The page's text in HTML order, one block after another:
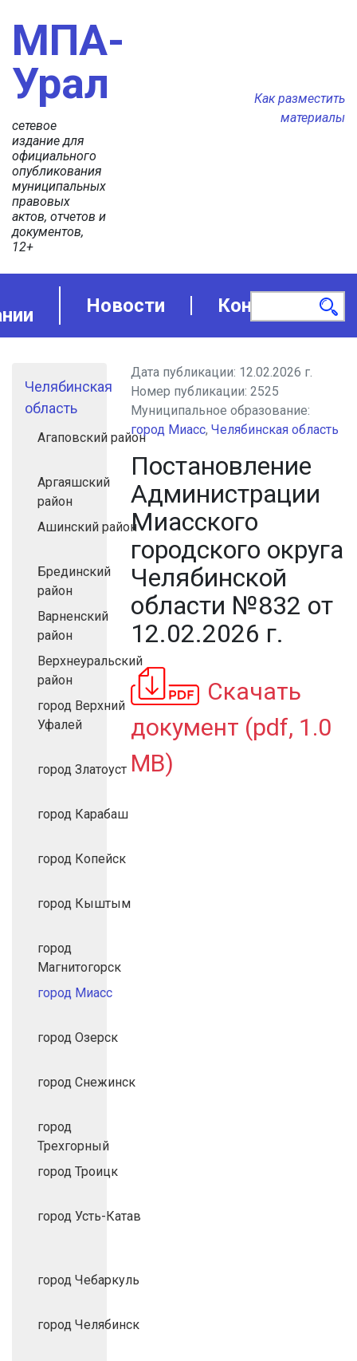
МПА-
Урал
сетевое
издание для
официального
опубликования
муниципальных
правовых
актов, отчетов и
документов,
12+
Как разместить
материалы
Новости Контакты
Челябинская
область
Агаповский район
Аргаяшский
район
Ашинский район
Брединский
район
Варненский
район
Верхнеуральский
район
город Верхний
Уфалей
город Златоуст
город Карабаш
город Копейск
город Кыштым
город
Магнитогорск
город Миасс
город Озерск
город Снежинск
город
Трехгорный
город Троицк
город Усть-Катав
город Чебаркуль
город Челябинск
Дата публикации: 12.02.2026 г.
Номер публикации:2525
Муниципальное образование:
город Миасс,Челябинская область
Постановление
Администрации
Миасского
городского округа
Челябинской
области №832 от
12.02.2026 г.
Скачать
документ (pdf, 1.0
MB)